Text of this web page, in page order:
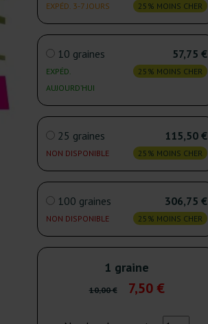
EXPÉD. 3-7 JOURS 25% MOINS CHER
10 graines
EXPÉD.
AUJOURD’HUI
57,75 €
25% MOINS CHER
25 graines
NON DISPONIBLE
115,50 €
25% MOINS CHER
100 graines
NON DISPONIBLE
306,75 €
25% MOINS CHER
1 graine
10,00 € 7,50 €